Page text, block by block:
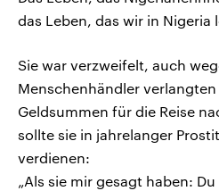
das Leben, das wir in Nigeria
Sie war verzweifelt, auch
Menschenhändler
Geldsummen für die Reise
sollte sie in jahrelanger
verdienen:
„Als sie mir gesagt haben: